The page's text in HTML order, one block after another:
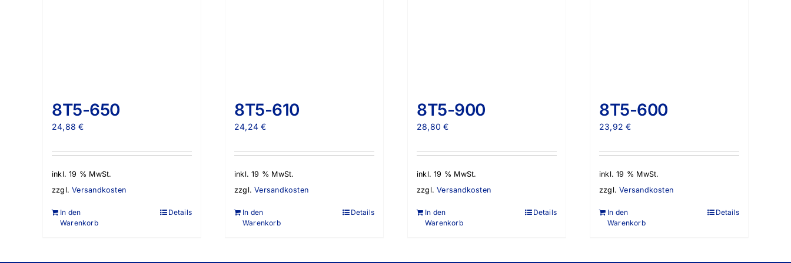
8T5-650
24,88€
inkl. 19 % MwSt.
zzgl.Versandkosten
In den
Warenkorb
Details
8T5-610
24,24€
inkl. 19 % MwSt.
zzgl.Versandkosten
In den
Warenkorb
Details
8T5-900
28,80€
inkl. 19 % MwSt.
zzgl.Versandkosten
In den
Warenkorb
Details
8T5-600
23,92€
inkl. 19 % MwSt.
zzgl.Versandkosten
In den
Warenkorb
Details